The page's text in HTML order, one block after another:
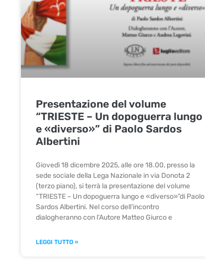
Presentazione del volume
“TRIESTE – Un dopoguerra lungo
e «diverso»” di Paolo Sardos
Albertini
Giovedì 18 dicembre 2025, alle ore 18.00, presso la
sede sociale della Lega Nazionale in via Donota 2
(terzo piano), si terrà la presentazione del volume
“TRIESTE – Un dopoguerra lungo e «diverso»”di Paolo
Sardos Albertini. Nel corso dell’incontro
dialogheranno con l’Autore Matteo Giurco e
LEGGI TUTTO »